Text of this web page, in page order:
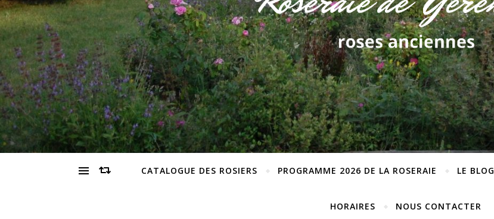
CATALOGUE DES ROSIERS PROGRAMME 2026 DE LA ROSERAIE LE
HORAIRES NOUS CONTACTER